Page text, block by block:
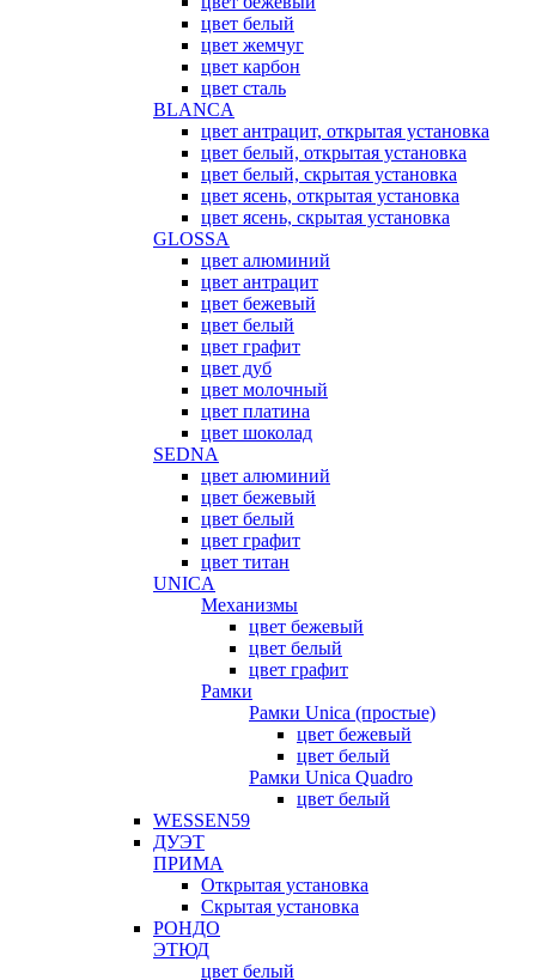
цвет белый
цвет жемчуг
цвет карбон
цвет сталь
BLANCA
цвет антрацит, открытая установка
цвет белый, открытая установка
цвет белый, скрытая установка
цвет ясень, открытая установка
цвет ясень, скрытая установка
GLOSSA
цвет алюминий
цвет антрацит
цвет бежевый
цвет белый
цвет графит
цвет дуб
цвет молочный
цвет платина
цвет шоколад
SEDNA
цвет алюминий
цвет бежевый
цвет белый
цвет графит
цвет титан
UNICA
Механизмы
цвет бежевый
цвет белый
цвет графит
Рамки
Рамки Unica (простые)
цвет бежевый
цвет белый
Рамки Unica Quadro
цвет белый
WESSEN59
ДУЭТ
ПРИМА
Открытая установка
Скрытая установка
РОНДО
ЭТЮД
цвет белый